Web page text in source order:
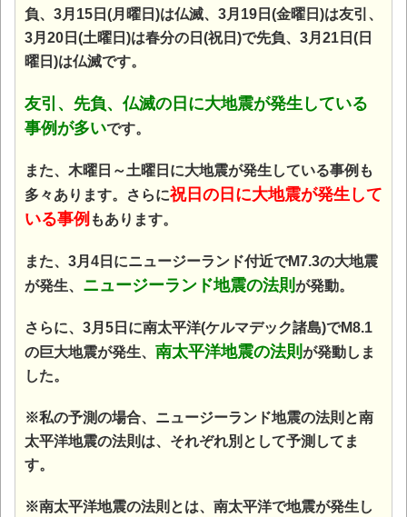
負、3月15日(月曜日)は仏滅、3月19日(金曜日)は友引、
3月20日(土曜日)は春分の日(祝日)で先負、3月21日(日
曜日)は仏滅です。
友引、先負、仏滅の日に大地震が発生している
事例が多いです。
また、木曜日～土曜日に大地震が発生している事例も
多々あります。さらに祝日の日に大地震が発生して
いる事例 もあります。
また、3月4日にニュージーランド付近でM7.3の大地震
が発生、 ニュージーランド地震の法則 が発動。
さらに、3月5日に南太平洋(ケルマデック諸島)でM8.1
の巨大地震が発生、 南太平洋地震の法則 が発動しま
した。
※私の予測の場合、ニュージーランド地震の法則と南
太平洋地震の法則は、それぞれ別として予測してま
す。
※南太平洋地震の法則とは、南太平洋で地震が発生し